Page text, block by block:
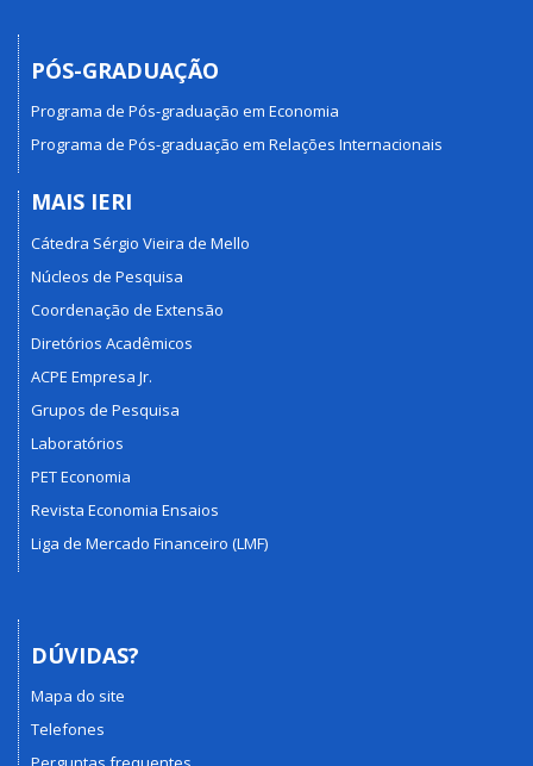
PÓS-GRADUAÇÃO
Programa de Pós-graduação em Economia
Programa de Pós-graduação em Relações Internacionais
MAIS IERI
Cátedra Sérgio Vieira de Mello
Núcleos de Pesquisa
Coordenação de Extensão
Diretórios Acadêmicos
ACPE Empresa Jr.
Grupos de Pesquisa
Laboratórios
PET Economia
Revista Economia Ensaios
Liga de Mercado Financeiro (LMF)
DÚVIDAS?
Mapa do site
Telefones